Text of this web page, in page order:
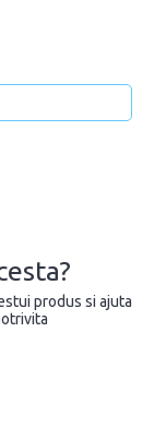
produs si ajuta